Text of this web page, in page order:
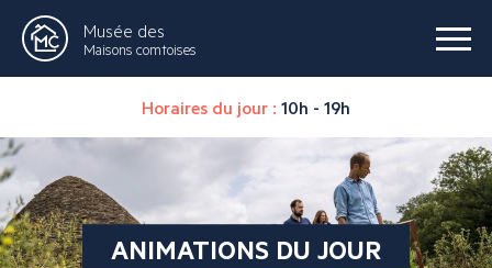
Musée des
Maisons comtoises
Horaires du jour : 10h - 19h
ANIMATIONS DU JOUR